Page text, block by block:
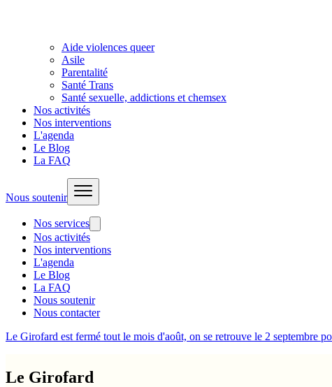
Aide violences queer
Asile
Parentalité
Santé Trans
Santé sexuelle, addictions et chemsex
Nos activités
Nos interventions
L'agenda
Le Blog
La FAQ
Nous soutenir
Nos services
Nos activités
Nos interventions
L'agenda
Le Blog
La FAQ
Nous soutenir
Nous contacter
Le Girofard est fermé tout le mois d'août, on se retrouve le 2 septembre
Le Girofard